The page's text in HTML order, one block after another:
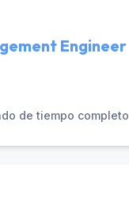
Engineer
de tiempo completo